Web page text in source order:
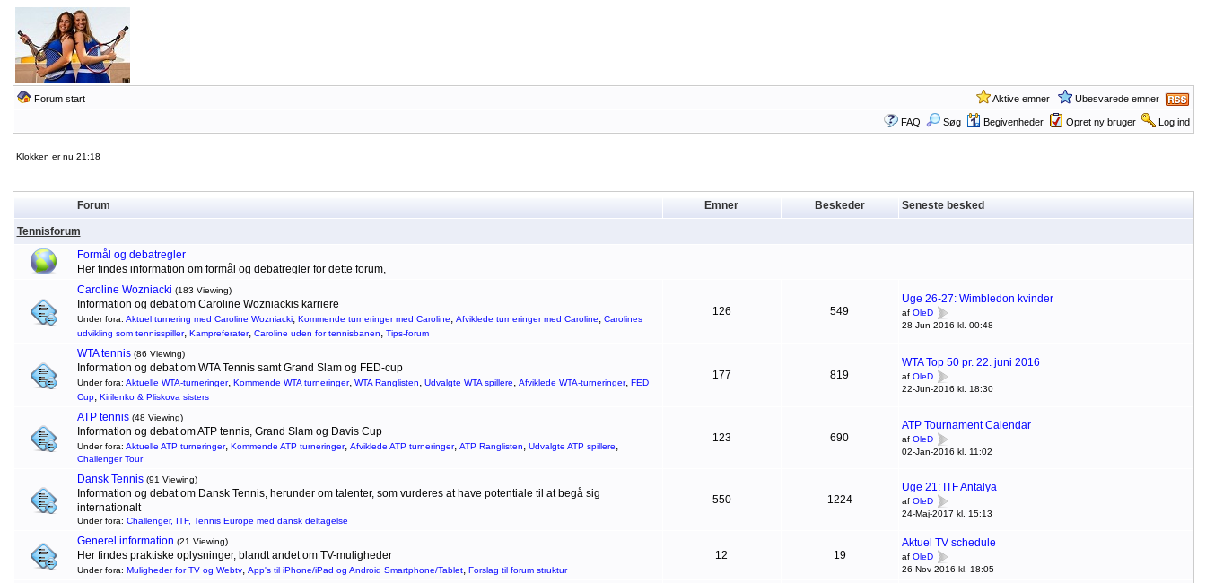
Forum start Aktive emner Ubesvarede emner
FAQ Søg Begivenheder Opret ny bruger Log ind
Klokken er nu 21:18
Forum Emner Beskeder Seneste besked
Tennisforum
Formål og debatregler
Her findes information om formål og debatregler for dette forum,
Caroline Wozniacki (183 Viewing)
Information og debat om Caroline Wozniackis karriere
Under fora: Aktuel turnering med Caroline Wozniacki, Kommende turneringer med Caroline, Afviklede turneringer med Caroline, Carolines
udvikling som tennisspiller, Kampreferater, Caroline uden for tennisbanen, Tips-forum
126 549
Uge 26-27: Wimbledon kvinder
af OleD
28-Jun-2016 kl. 00:48
WTA tennis (86 Viewing)
Information og debat om WTA Tennis samt Grand Slam og FED-cup
Under fora: Aktuelle WTA-turneringer, Kommende WTA turneringer, WTA Ranglisten, Udvalgte WTA spillere, Afviklede WTA-turneringer, FED
Cup, Kirilenko & Pliskova sisters
177 819
WTA Top 50 pr. 22. juni 2016
af OleD
22-Jun-2016 kl. 18:30
ATP tennis (48 Viewing)
Information og debat om ATP tennis, Grand Slam og Davis Cup
Under fora: Aktuelle ATP turneringer, Kommende ATP turneringer, Afviklede ATP turneringer, ATP Ranglisten, Udvalgte ATP spillere,
Challenger Tour
123 690
ATP Tournament Calendar
af OleD
02-Jan-2016 kl. 11:02
Dansk Tennis (91 Viewing)
Information og debat om Dansk Tennis, herunder om talenter, som vurderes at have potentiale til at begå sig
internationalt
Under fora: Challenger, ITF, Tennis Europe med dansk deltagelse
550 1224
Uge 21: ITF Antalya
af OleD
24-Maj-2017 kl. 15:13
Generel information (21 Viewing)
Her findes praktiske oplysninger, blandt andet om TV-muligheder
Under fora: Muligheder for TV og Webtv, App's til iPhone/iPad og Android Smartphone/Tablet, Forslag til forum struktur
12 19
Aktuel TV schedule
af OleD
26-Nov-2016 kl. 18:05